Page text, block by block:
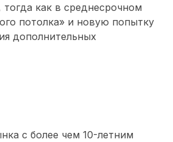
как в среднесрочном
потолка» и новую попытку
дополнительных
с более чем 10-летним